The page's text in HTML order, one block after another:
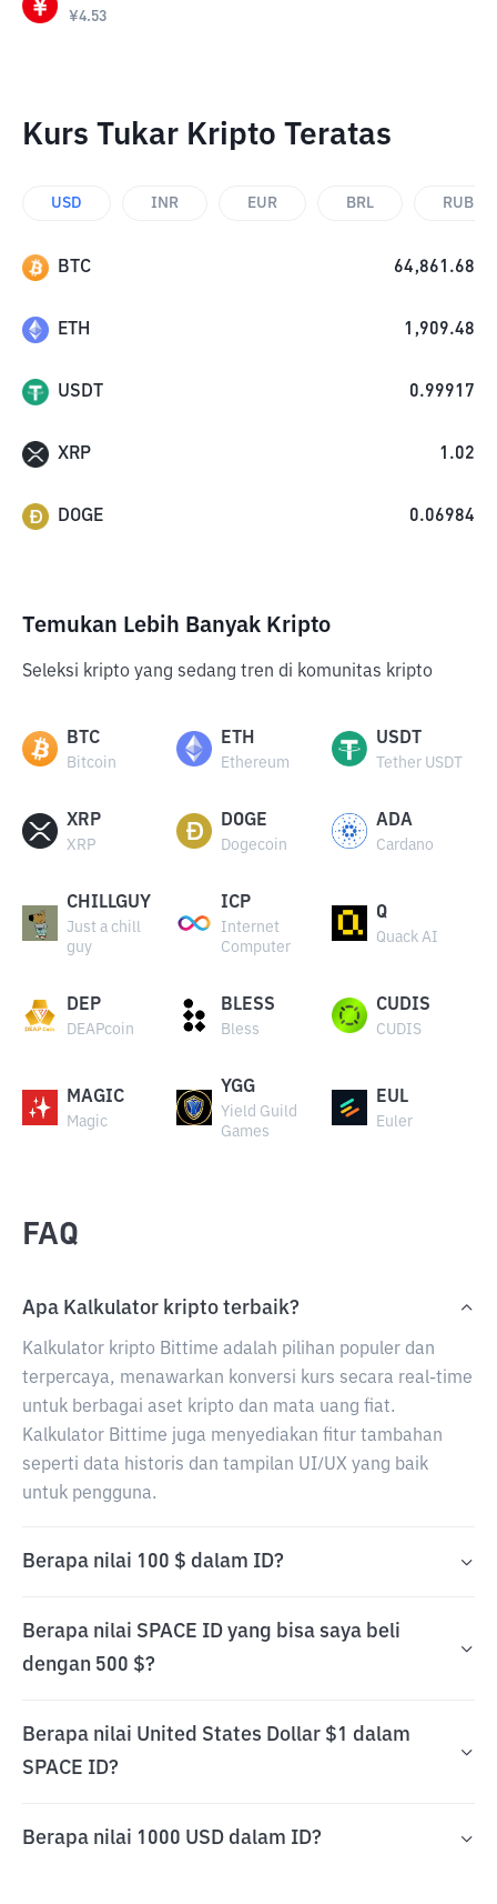
¥4.53
Kurs Tukar Kripto Teratas
USD INR EUR BRL RUB
BTC 64,861.68
ETH 1,909.48
USDT 0.99917
XRP 1.02
DOGE 0.06984
Temukan Lebih Banyak Kripto
Seleksi kripto yang sedang tren di komunitas kripto
BTC
Bitcoin
ETH
Ethereum
USDT
Tether USDT
XRP
XRP
DOGE
Dogecoin
ADA
Cardano
CHILLGUY
Just a chill
guy
ICP
Internet
Computer
Q
Quack AI
DEP
DEAPcoin
BLESS
Bless
CUDIS
CUDIS
MAGIC
Magic
YGG
Yield Guild
Games
EUL
Euler
FAQ
Apa Kalkulator kripto terbaik?
Kalkulator kripto Bittime adalah pilihan populer dan
terpercaya, menawarkan konversi kurs secara real-time
untuk berbagai aset kripto dan mata uang fiat.
Kalkulator Bittime juga menyediakan fitur tambahan
seperti data historis dan tampilan UI/UX yang baik
untuk pengguna.
Berapa nilai 100 $ dalam ID?
Berapa nilai SPACE ID yang bisa saya beli
dengan 500 $?
Berapa nilai United States Dollar $1 dalam
SPACE ID?
Berapa nilai 1000 USD dalam ID?